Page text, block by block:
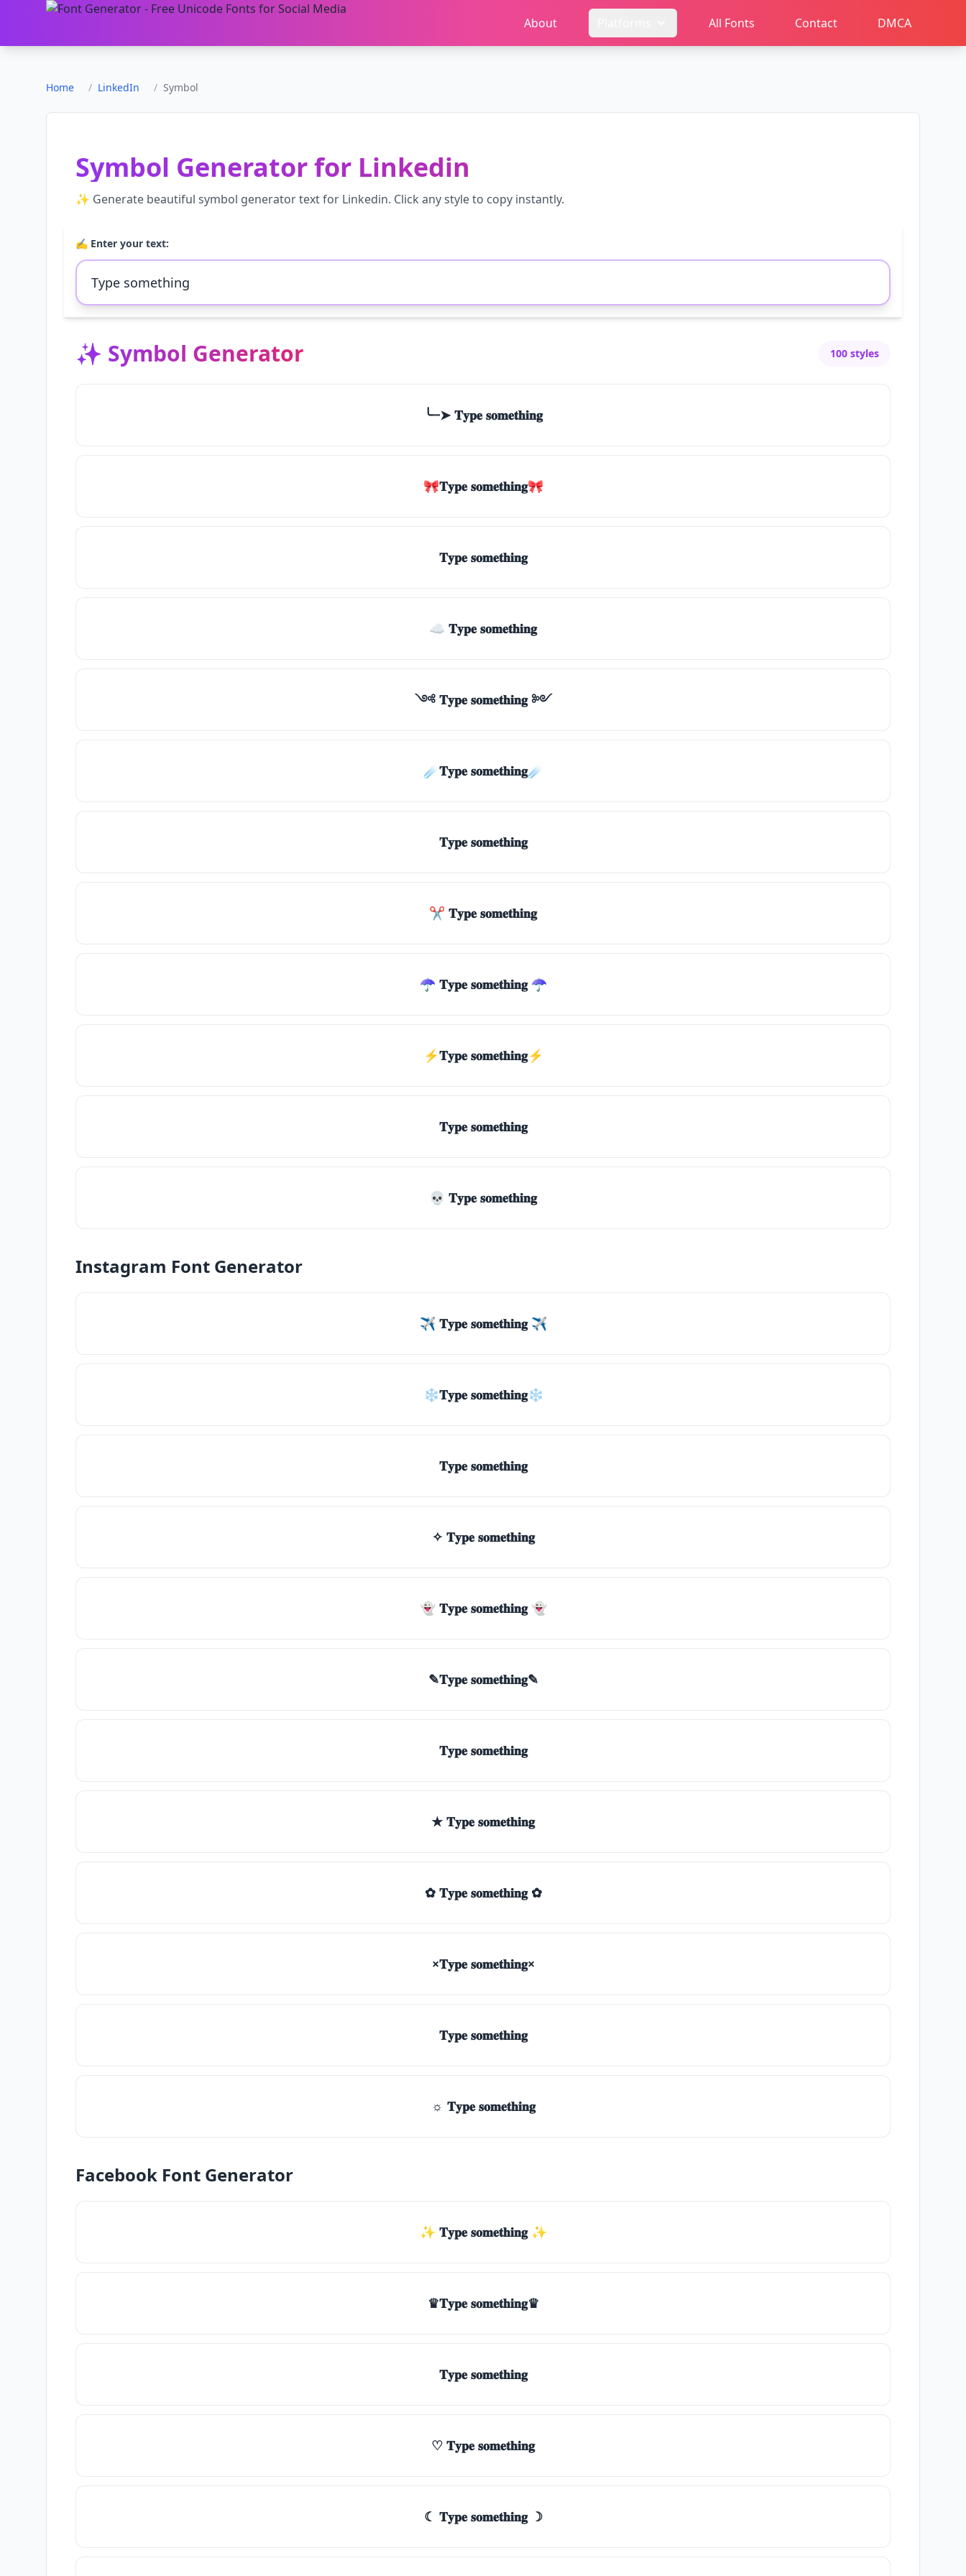
About All Fonts Contact DMCA
Home / LinkedIn / Symbol
Symbol Generatorfor Linkedin
✨ Generate beautiful symbol generatortext for Linkedin. Click any style to copy instantly.
✍️ Enter your text:
✨ Symbol Generator 100 styles
╰┈➤ 𝐓𝐲𝐩𝐞 𝐬𝐨𝐦𝐞𝐭𝐡𝐢𝐧𝐠
🎀𝐓𝐲𝐩𝐞 𝐬𝐨𝐦𝐞𝐭𝐡𝐢𝐧𝐠🎀
𝐓𝐲𝐩𝐞 𝐬𝐨𝐦𝐞𝐭𝐡𝐢𝐧𝐠
☁ 𝐓𝐲𝐩𝐞 𝐬𝐨𝐦𝐞𝐭𝐡𝐢𝐧𝐠
༺ 𝐓𝐲𝐩𝐞 𝐬𝐨𝐦𝐞𝐭𝐡𝐢𝐧𝐠 ༻
☄️𝐓𝐲𝐩𝐞 𝐬𝐨𝐦𝐞𝐭𝐡𝐢𝐧𝐠☄️
𝐓𝐲𝐩𝐞 𝐬𝐨𝐦𝐞𝐭𝐡𝐢𝐧𝐠
✂ 𝐓𝐲𝐩𝐞 𝐬𝐨𝐦𝐞𝐭𝐡𝐢𝐧𝐠
☂ 𝐓𝐲𝐩𝐞 𝐬𝐨𝐦𝐞𝐭𝐡𝐢𝐧𝐠 ☂
⚡𝐓𝐲𝐩𝐞 𝐬𝐨𝐦𝐞𝐭𝐡𝐢𝐧𝐠⚡
𝐓𝐲𝐩𝐞 𝐬𝐨𝐦𝐞𝐭𝐡𝐢𝐧𝐠
💀 𝐓𝐲𝐩𝐞 𝐬𝐨𝐦𝐞𝐭𝐡𝐢𝐧𝐠
Instagram Font Generator
✈ 𝐓𝐲𝐩𝐞 𝐬𝐨𝐦𝐞𝐭𝐡𝐢𝐧𝐠 ✈
❄𝐓𝐲𝐩𝐞 𝐬𝐨𝐦𝐞𝐭𝐡𝐢𝐧𝐠❄
𝐓𝐲𝐩𝐞 𝐬𝐨𝐦𝐞𝐭𝐡𝐢𝐧𝐠
✧ 𝐓𝐲𝐩𝐞 𝐬𝐨𝐦𝐞𝐭𝐡𝐢𝐧𝐠
👻 𝐓𝐲𝐩𝐞 𝐬𝐨𝐦𝐞𝐭𝐡𝐢𝐧𝐠 👻
✎𝐓𝐲𝐩𝐞 𝐬𝐨𝐦𝐞𝐭𝐡𝐢𝐧𝐠✎
𝐓𝐲𝐩𝐞 𝐬𝐨𝐦𝐞𝐭𝐡𝐢𝐧𝐠
★ 𝐓𝐲𝐩𝐞 𝐬𝐨𝐦𝐞𝐭𝐡𝐢𝐧𝐠
✿ 𝐓𝐲𝐩𝐞 𝐬𝐨𝐦𝐞𝐭𝐡𝐢𝐧𝐠 ✿
×𝐓𝐲𝐩𝐞 𝐬𝐨𝐦𝐞𝐭𝐡𝐢𝐧𝐠×
𝐓𝐲𝐩𝐞 𝐬𝐨𝐦𝐞𝐭𝐡𝐢𝐧𝐠
☼ 𝐓𝐲𝐩𝐞 𝐬𝐨𝐦𝐞𝐭𝐡𝐢𝐧𝐠
Facebook Font Generator
✨ 𝐓𝐲𝐩𝐞 𝐬𝐨𝐦𝐞𝐭𝐡𝐢𝐧𝐠 ✨
♛𝐓𝐲𝐩𝐞 𝐬𝐨𝐦𝐞𝐭𝐡𝐢𝐧𝐠♛
𝐓𝐲𝐩𝐞 𝐬𝐨𝐦𝐞𝐭𝐡𝐢𝐧𝐠
♡ 𝐓𝐲𝐩𝐞 𝐬𝐨𝐦𝐞𝐭𝐡𝐢𝐧𝐠
☾ 𝐓𝐲𝐩𝐞 𝐬𝐨𝐦𝐞𝐭𝐡𝐢𝐧𝐠 ☽